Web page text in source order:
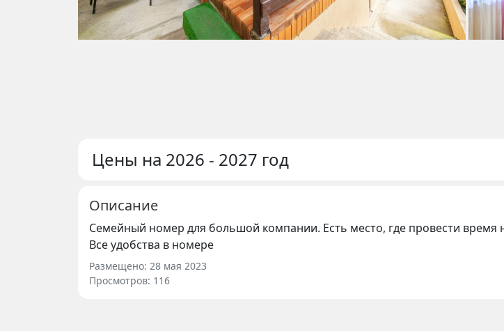
Цены на 2026 - 2027 год
Описание
Семейный номер для большой компании. Есть место, где провести время
Все удобства в номере
Размещено: 28 мая 2023
Просмотров: 116